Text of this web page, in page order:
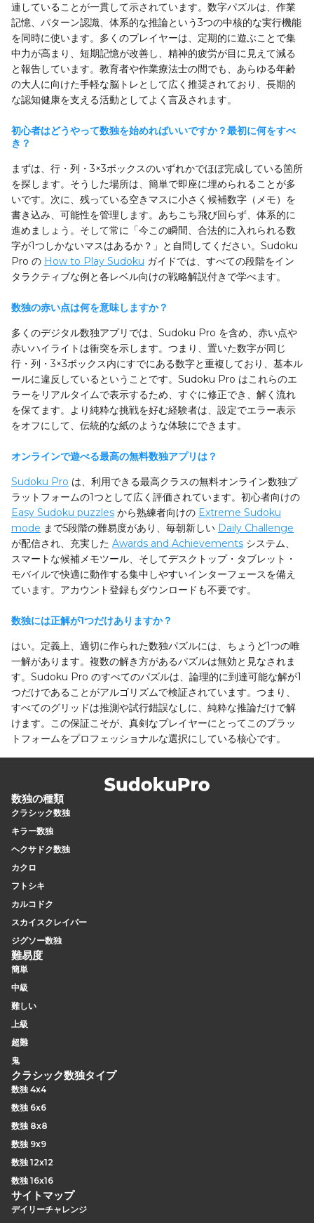
連していることが一貫して示されています。数字パズルは、作業
記憶、パターン認識、体系的な推論という3つの中核的な実行機能
を同時に使います。多くのプレイヤーは、定期的に遊ぶことで集
中力が高まり、短期記憶が改善し、精神的疲労が目に見えて減る
と報告しています。教育者や作業療法士の間でも、あらゆる年齢
の大人に向けた手軽な脳トレとして広く推奨されており、長期的
な認知健康を支える活動としてよく言及されます。
初心者はどうやって数独を始めればいいですか？最初に何をすべ
き？
まずは、行・列・3×3ボックスのいずれかでほぼ完成している箇所
を探します。そうした場所は、簡単で即座に埋められることが多
いです。次に、残っている空きマスに小さく候補数字（メモ）を
書き込み、可能性を管理します。あちこち飛び回らず、体系的に
進めましょう。そして常に「今この瞬間、合法的に入れられる数
字が1つしかないマスはあるか？」と自問してください。Sudoku
Pro の How to Play Sudoku ガイドでは、すべての段階をイン
タラクティブな例と各レベル向けの戦略解説付きで学べます。
数独の赤い点は何を意味しますか？
多くのデジタル数独アプリでは、Sudoku Pro を含め、赤い点や
赤いハイライトは衝突を示します。つまり、置いた数字が同じ
行・列・3×3ボックス内にすでにある数字と重複しており、基本ル
ールに違反しているということです。Sudoku Pro はこれらのエ
ラーをリアルタイムで表示するため、すぐに修正でき、解く流れ
を保てます。より純粋な挑戦を好む経験者は、設定でエラー表示
をオフにして、伝統的な紙のような体験にできます。
オンラインで遊べる最高の無料数独アプリは？
Sudoku Pro は、利用できる最高クラスの無料オンライン数独プ
ラットフォームの1つとして広く評価されています。初心者向けの
Easy Sudoku puzzles から熟練者向けの Extreme Sudoku
mode まで5段階の難易度があり、毎朝新しい Daily Challenge
が配信され、充実した Awards and Achievements システム、
スマートな候補メモツール、そしてデスクトップ・タブレット・
モバイルで快適に動作する集中しやすいインターフェースを備え
ています。アカウント登録もダウンロードも不要です。
数独には正解が1つだけありますか？
はい。定義上、適切に作られた数独パズルには、ちょうど1つの唯
一解があります。複数の解き方があるパズルは無効と見なされま
す。Sudoku Pro のすべてのパズルは、論理的に到達可能な解が1
つだけであることがアルゴリズムで検証されています。つまり、
すべてのグリッドは推測や試行錯誤なしに、純粋な推論だけで解
けます。この保証こそが、真剣なプレイヤーにとってこのプラッ
トフォームをプロフェッショナルな選択にしている核心です。
数独の種類
クラシック数独
キラー数独
ヘクサドク数独
カクロ
フトシキ
カルコドク
スカイスクレイパー
ジグソー数独
難易度
簡単
中級
難しい
上級
超難
鬼
クラシック数独タイプ
数独 4x4
数独 6x6
数独 8x8
数独 9x9
数独 12x12
数独 16x16
サイトマップ
デイリーチャレンジ